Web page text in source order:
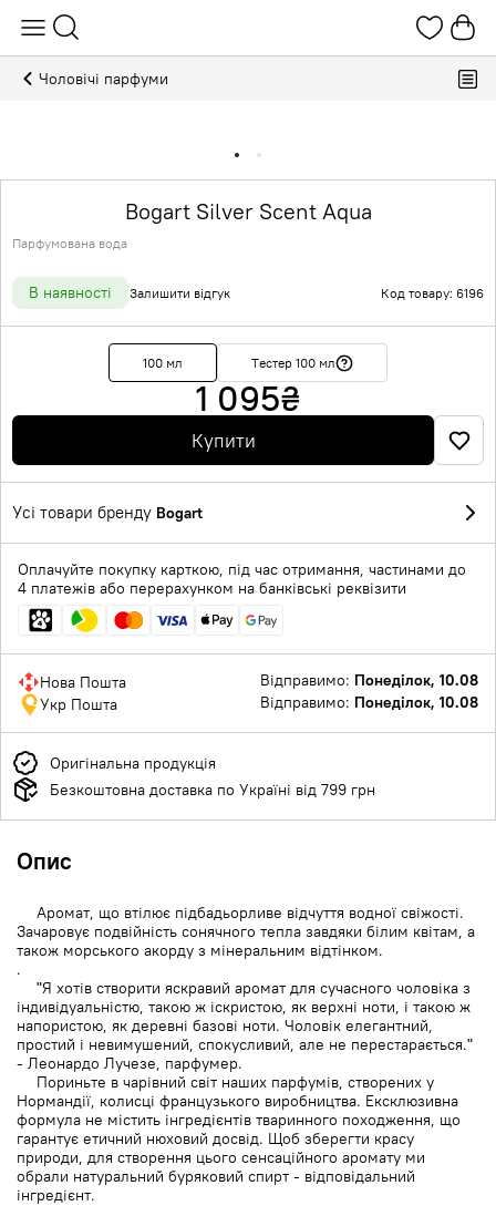
Чоловічі парфуми
Bogart Silver Scent Aqua
Парфумована вода
В наявності Залишити відгук Код товару: 6196
100 мл Тестер 100 мл
1 095₴
Купити
Усі товари бренду Bogart
Оплачуйте покупку карткою, під час отримання, частинами до
4 платежів або перерахунком на банківські реквізити
Нова Пошта Відправимо: Понеділок, 10.08
Укр Пошта
Відправимо: Понеділок, 10.08
Оригінальна продукція
Безкоштовна доставка по Україні від 799 грн
Опис
Аромат, що втілює підбадьорливе відчуття водної свіжості.
Зачаровує подвійність сонячного тепла завдяки білим квітам, а
також морського акорду з мінеральним відтінком.
.
"Я хотів створити яскравий аромат для сучасного чоловіка з
індивідуальністю, такою ж іскристою, як верхні ноти, і такою ж
напористою, як деревні базові ноти. Чоловік елегантний,
простий і невимушений, спокусливий, але не перестарається."
- Леонардо Лучезе, парфумер.
Пориньте в чарівний світ наших парфумів, створених у
Нормандії, колисці французького виробництва. Ексклюзивна
формула не містить інгредієнтів тваринного походження, що
гарантує етичний нюховий досвід. Щоб зберегти красу
природи, для створення цього сенсаційного аромату ми
обрали натуральний буряковий спирт - відповідальний
інгредієнт.